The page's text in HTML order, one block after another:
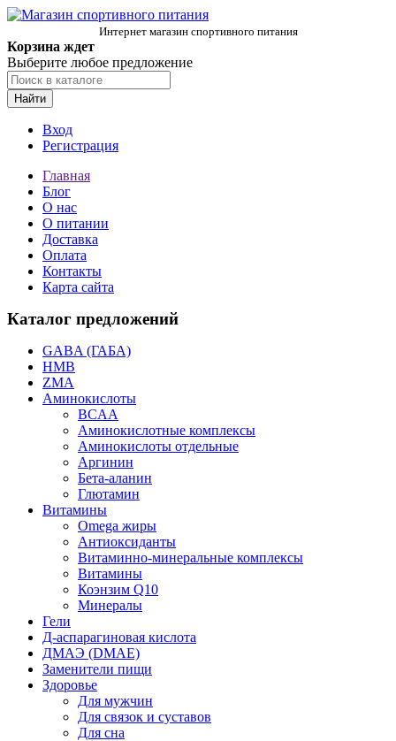
Интернет магазин спортивного питания
Корзина ждет
Выберите любое предложение
Найти
Вход
Регистрация
Главная
Блог
О нас
О питании
Доставка
Оплата
Контакты
Карта сайта
Каталог предложений
GABA (ГАБА)
HMB
ZMA
Аминокислоты
BCAA
Аминокислотные комплексы
Аминокислоты отдельные
Аргинин
Бета-аланин
Глютамин
Витамины
Omega жиры
Антиоксиданты
Витаминно-минеральные комплексы
Витамины
Коэнзим Q10
Минералы
Гели
Д-аспарагиновая кислота
ДМАЭ (DMAE)
Заменители пищи
Здоровье
Для мужчин
Для связок и суставов
Для сна